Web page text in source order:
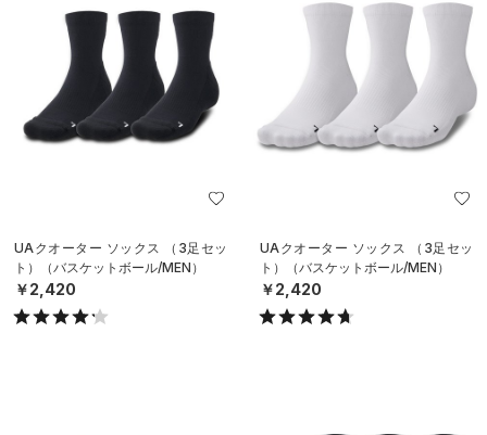
UAクオーター ソックス （3足セッ
ト）（バスケットボール/MEN）
￥2,420
UAクオーター ソックス （3足セッ
ト）（バスケットボール/MEN）
￥2,420